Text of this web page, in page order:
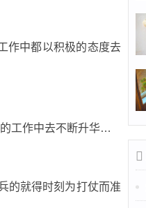
作中都以积极的态度去
工作中去不断升华…
的就得时刻为打仗而准